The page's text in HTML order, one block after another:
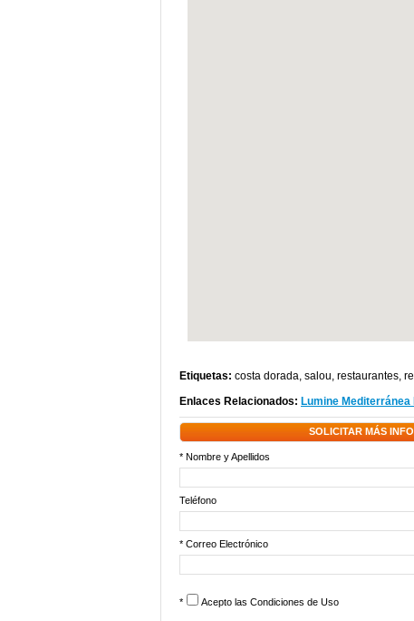
Etiquetas: costa dorada, salou, restaurantes,
Enlaces Relacionados: Lumine Mediterránea
SOLICITAR MÁS
* Nombre y Apellidos
Teléfono
* Correo Electrónico
* Acepto las Condiciones de Uso